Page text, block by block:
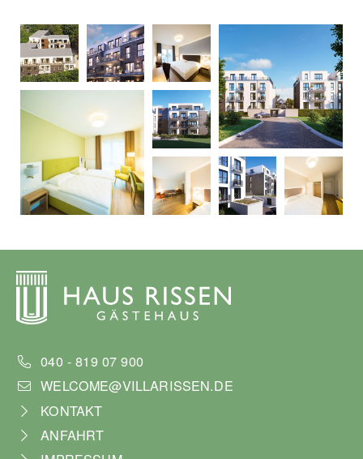
040 - 819 07 900
WELCOME@VILLARISSEN.DE
KONTAKT
ANFAHRT